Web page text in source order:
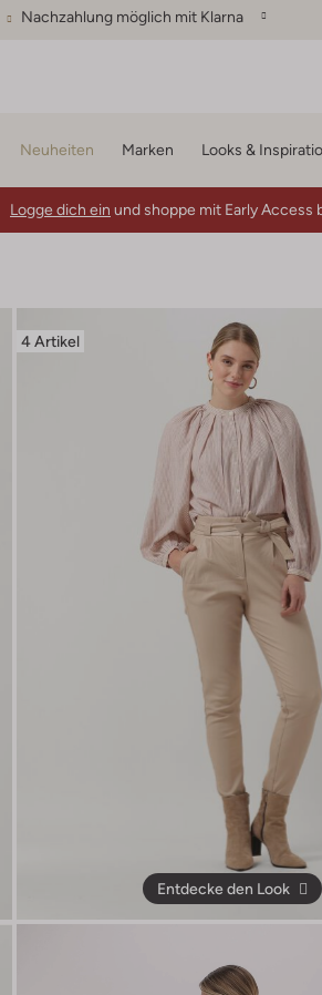
Nachzahlung möglich mit Klarna
Neuheiten Marken Looks &
Logge dich ein und shoppe mit Early Access
4 Artikel
Entdecke den Look